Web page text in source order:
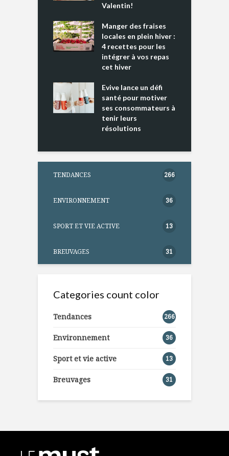
Valentin!
Manger des fraises
locales en plein hiver :
4 recettes pour les
intégrer à vos repas
cet hiver
Evive lance un défi
santé pour motiver
ses consommateurs à
tenir leurs
résolutions
TENDANCES 266
ENVIRONNEMENT 36
SPORT ET VIE ACTIVE 13
BREUVAGES 31
Categories count color
Tendances 266
Environnement 36
Sport et vie active 13
Breuvages 31